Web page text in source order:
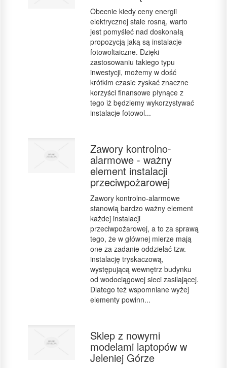
Obecnie kiedy ceny energii
elektrycznej stale rosną, warto
jest pomyśleć nad doskonałą
propozycją jaką są instalacje
fotowoltaiczne. Dzięki
zastosowaniu takiego typu
inwestycji, możemy w dość
krótkim czasie zyskać znaczne
korzyści finansowe płynące z
tego iż będziemy wykorzystywać
instalacje fotowol...
Zawory kontrolno-
alarmowe - ważny
element instalacji
przeciwpożarowej
Zawory kontrolno-alarmowe
stanowią bardzo ważny element
każdej instalacji
przeciwpożarowej, a to za sprawą
tego, że w głównej mierze mają
one za zadanie oddzielać tzw.
instalację tryskaczową,
występującą wewnętrz budynku
od wodociągowej sieci zasilającej.
Dlatego też wspomniane wyżej
elementy powinn...
Sklep z nowymi
modelami laptopów w
Jeleniej Górze